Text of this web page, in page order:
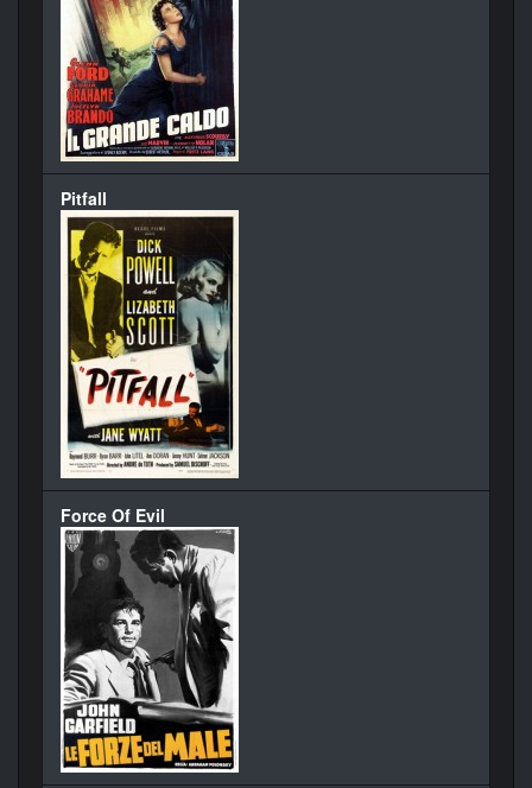
Pitfall
Force Of Evil